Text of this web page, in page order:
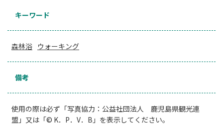
キーワード
森林浴 ウォーキング
備考
使用の際は必ず「写真協力：公益社団法人 鹿児島県観光連
盟」又は「© K．P．V．B」を表示してください。